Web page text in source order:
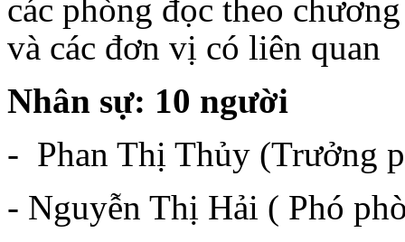
các phòng đọc theo
và các đơn vị có liên quan
Nhân sự: 10 người
- Phan Thị Thủy (Trưởng
- Nguyễn Thị Hải ( Phó